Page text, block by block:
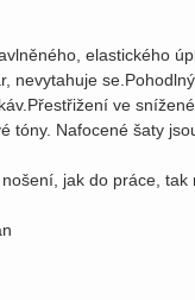
elastického
nevytahuje
ve
tóny. Nafocené šaty
jak do práce, tak